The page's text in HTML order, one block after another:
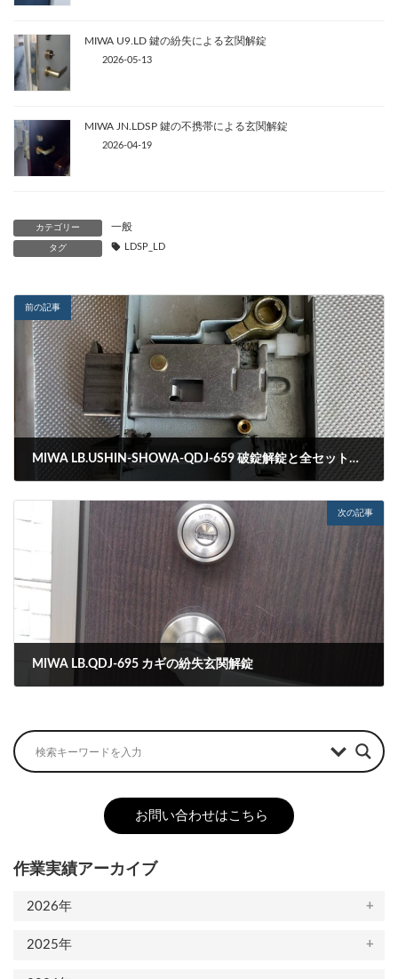
MIWA U9.LD 鍵の紛失による玄関解錠
2026-05-13
MIWA JN.LDSP 鍵の不携帯による玄関解錠
2026-04-19
カテゴリー 一般
タグ LDSP_LD
前の記事
MIWA LB.USHIN-SHOWA-QDJ-659 破錠解錠と全セット交換
次の記事
MIWA LB.QDJ-695 カギの紛失玄関解錠
お問い合わせはこちら
作業実績アーカイブ
2026年
2025年